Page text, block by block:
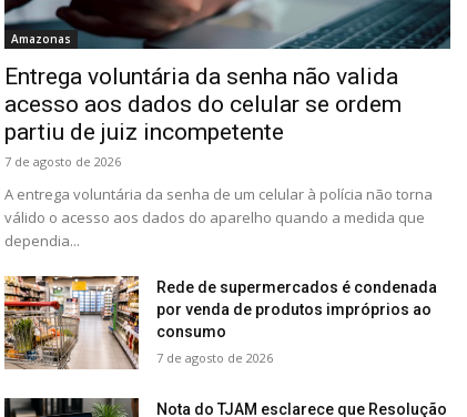
Amazonas
Entrega voluntária da senha não valida
acesso aos dados do celular se ordem
partiu de juiz incompetente
7 de agosto de 2026
A entrega voluntária da senha de um celular à polícia não torna
válido o acesso aos dados do aparelho quando a medida que
dependia...
Rede de supermercados é condenada
por venda de produtos impróprios ao
consumo
7 de agosto de 2026
Nota do TJAM esclarece que Resolução